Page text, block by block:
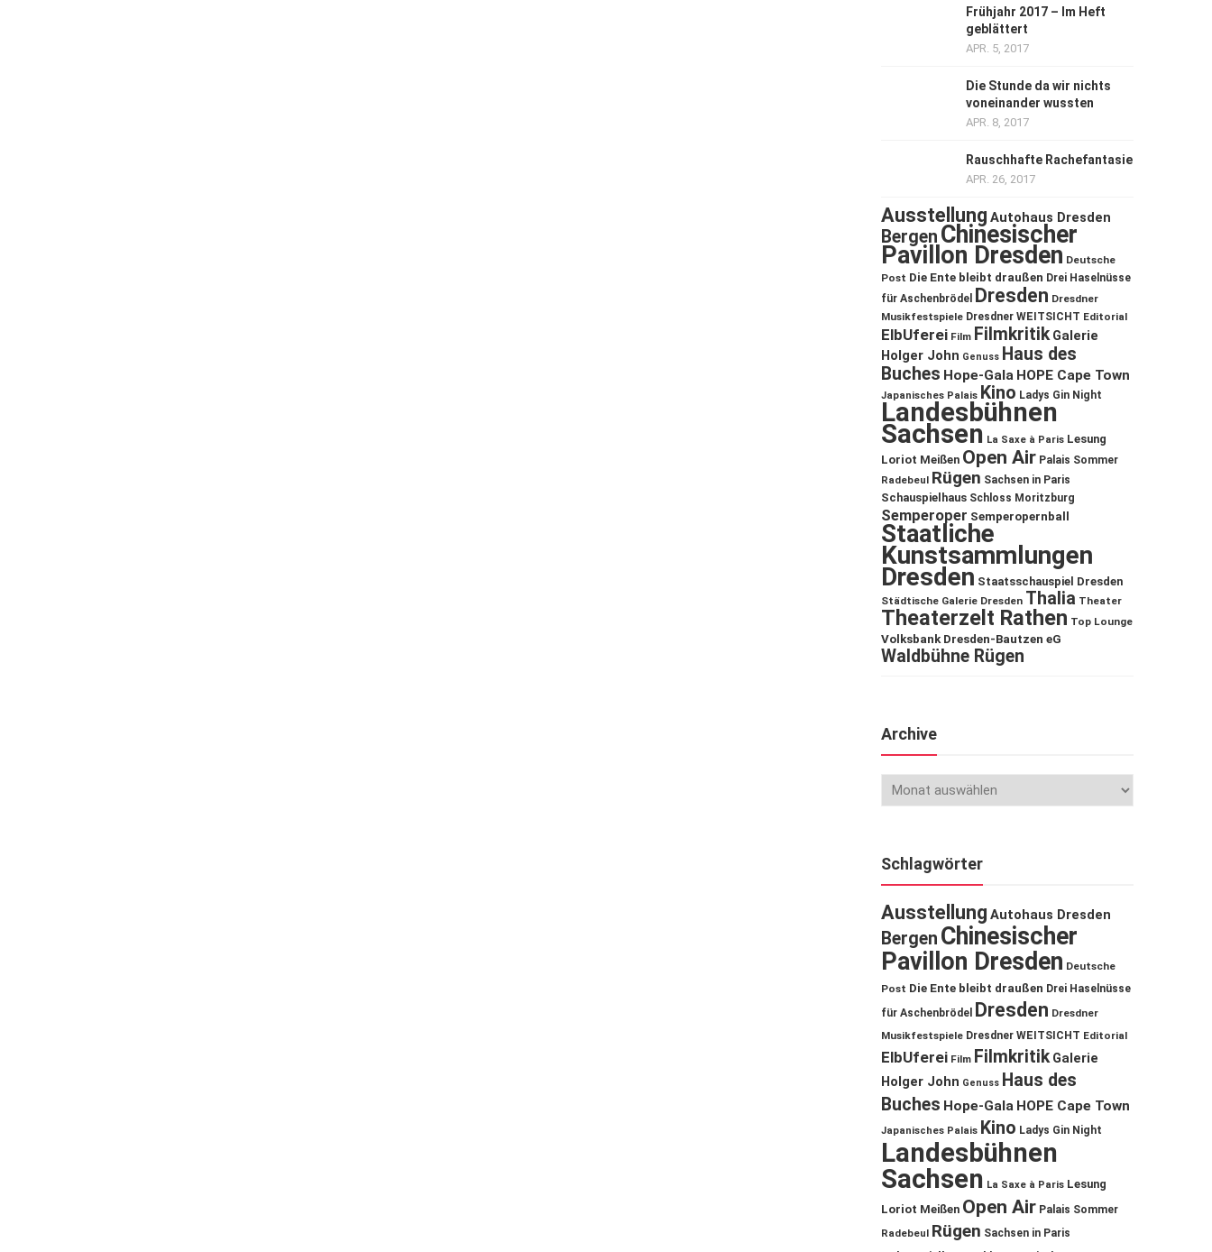
Frühjahr 2017 – Im Heft
geblättert
APR. 5, 2017
Die Stunde da wir nichts
voneinander wussten
APR. 8, 2017
Rauschhafte Rachefantasie
APR. 26, 2017
Ausstellung Autohaus Dresden
Bergen Chinesischer
Pavillon Dresden Deutsche
Post Die Ente bleibt draußen Drei Haselnüsse
für Aschenbrödel
Dresden Dresdner
Musikfestspiele Dresdner WEITSICHT Editorial
ElbUferei Film Filmkritik Galerie
Holger John Genuss Haus des
Buches Hope-Gala HOPE Cape Town
Japanisches Palais Kino Ladys Gin Night
Landesbühnen
Sachsen La Saxe à Paris Lesung
Loriot Meißen Open Air Palais Sommer
Radebeul Rügen Sachsen in Paris
Schauspielhaus Schloss Moritzburg
Semperoper Semperopernball
Staatliche
Kunstsammlungen
Dresden Staatsschauspiel Dresden
Städtische Galerie Dresden Thalia Theater
Theaterzelt Rathen Top Lounge
Volksbank Dresden-Bautzen eG
Waldbühne Rügen
Archive
Schlagwörter
Ausstellung Autohaus Dresden
Bergen Chinesischer
Pavillon Dresden Deutsche
Post Die Ente bleibt draußen Drei Haselnüsse
für Aschenbrödel
Dresden Dresdner
Musikfestspiele Dresdner WEITSICHT Editorial
ElbUferei Film Filmkritik Galerie
Holger John Genuss Haus des
Buches Hope-Gala HOPE Cape Town
Japanisches Palais Kino Ladys Gin Night
Landesbühnen
Sachsen La Saxe à Paris Lesung
Loriot Meißen Open Air Palais Sommer
Radebeul Rügen Sachsen in Paris